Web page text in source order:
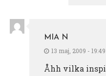
MIA N
13 maj, 2009 - 19:49
Åhh vilka